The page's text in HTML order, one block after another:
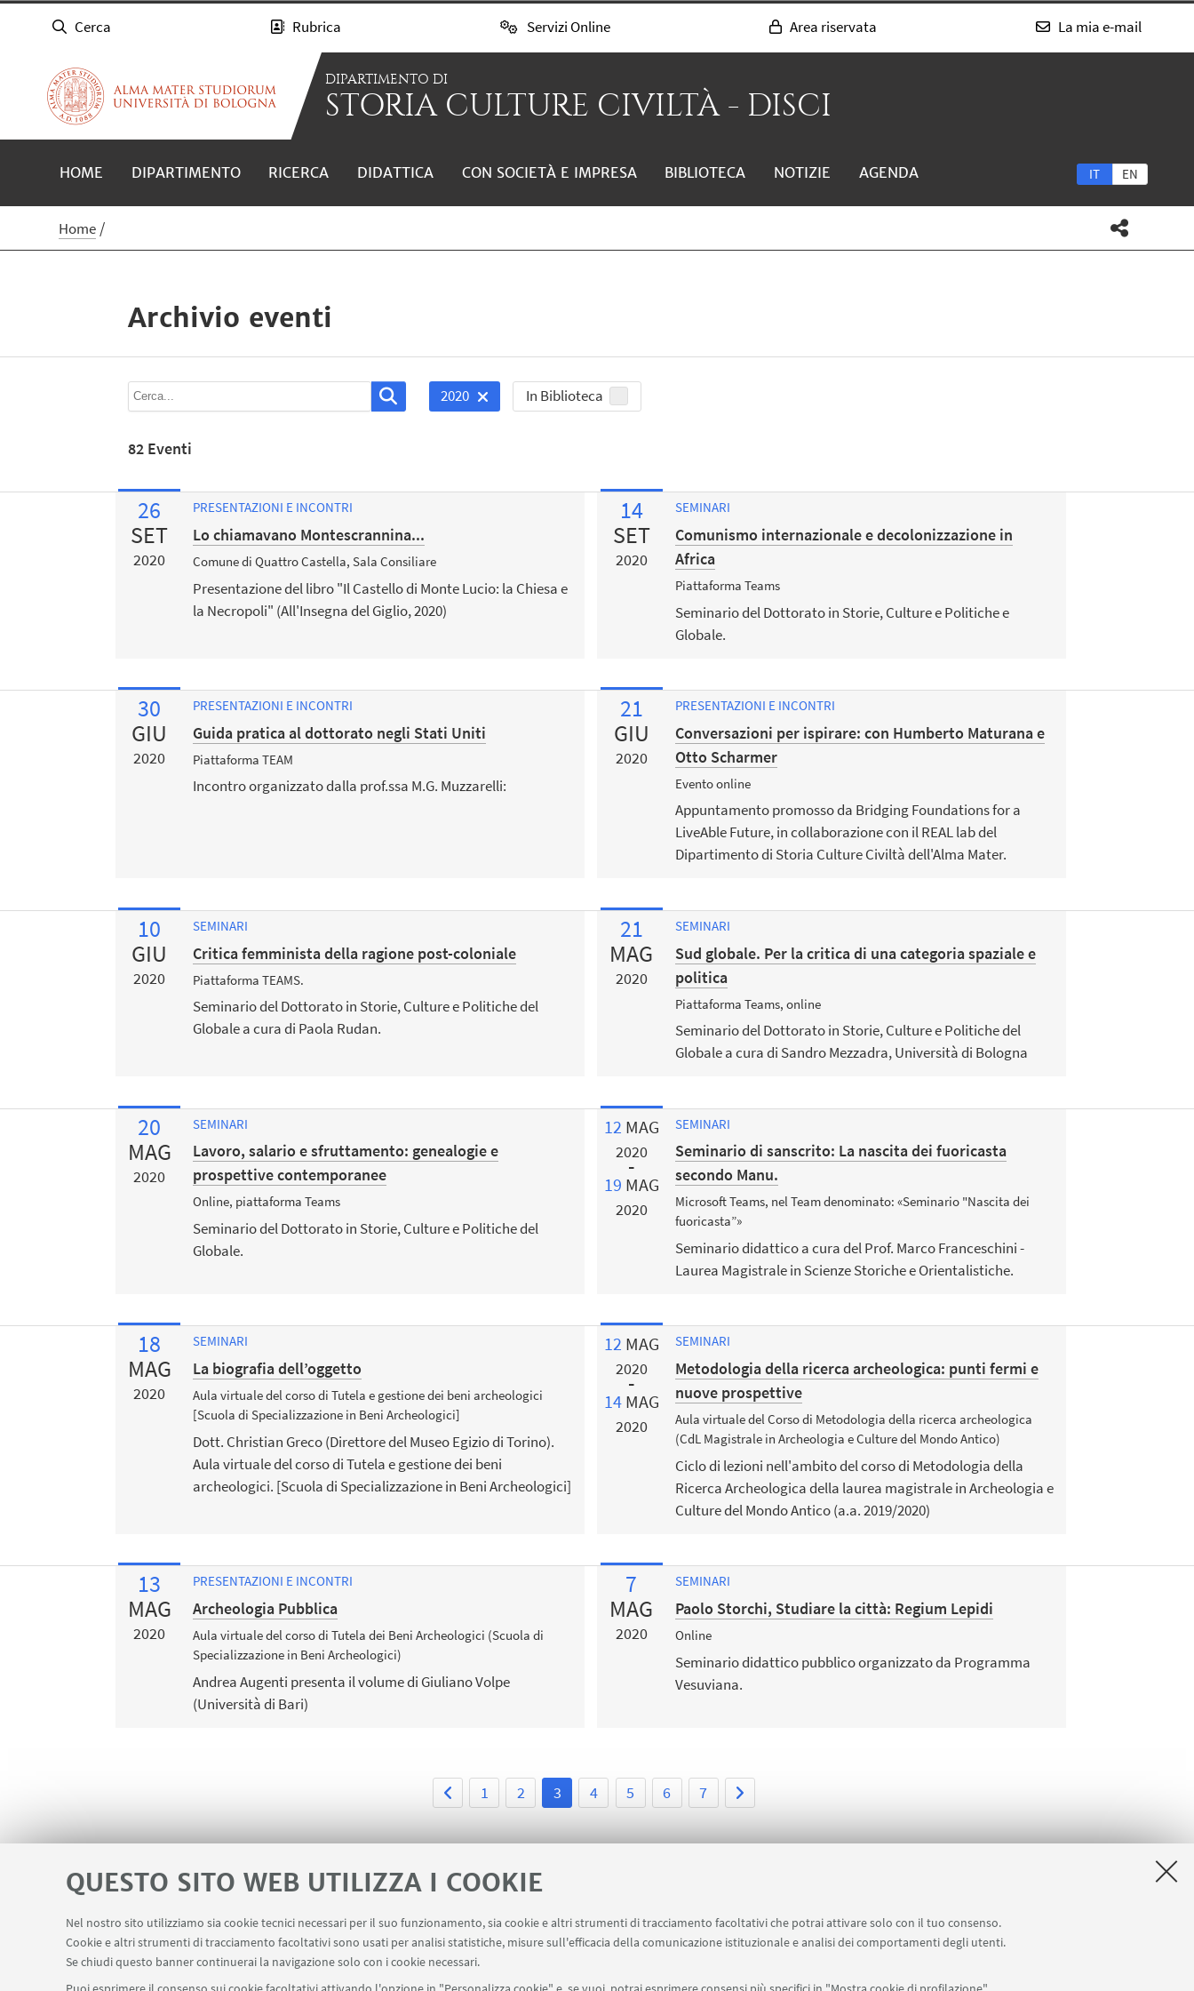
QUESTO SITO WEB UTILIZZA I COOKIE
Nel nostro sito utilizziamo sia cookie tecnici necessari per il suo funzionamento, sia cookie e altri strumenti di tracciamento facoltativi che potrai attivare solo con il tuo consenso.
Cookie e altri strumenti di tracciamento facoltativi sono usati per analisi statistiche, misure sull'efficacia della comunicazione istituzionale e analisi dei comportamenti degli utenti.
Se chiudi questo banner continuerai la navigazione solo con i cookie necessari.
Cerca Rubrica Servizi Online Area riservata La mia e-mail
DIPARTIMENTO DI
STORIA CULTURE CIVILTÀ - DISCI
IT EN
HOME DIPARTIMENTO RICERCA DIDATTICA CON SOCIETÀ E IMPRESA BIBLIOTECA NOTIZIE AGENDA
Home
Archivio eventi
2020 In Biblioteca
82 Eventi
26
SET
2020
PRESENTAZIONI E INCONTRI
Lo chiamavano Montescrannina...
Comune di Quattro Castella, Sala Consiliare
Presentazione del libro "Il Castello di Monte Lucio: la Chiesa e
la Necropoli" (All'Insegna del Giglio, 2020)
14
SET
2020
SEMINARI
Comunismo internazionale e decolonizzazione in
Africa
Piattaforma Teams
Seminario del Dottorato in Storie, Culture e Politiche e
Globale.
30
GIU
2020
PRESENTAZIONI E INCONTRI
Guida pratica al dottorato negli Stati Uniti
Piattaforma TEAM
Incontro organizzato dalla prof.ssa M.G. Muzzarelli:
21
GIU
2020
PRESENTAZIONI E INCONTRI
Conversazioni per ispirare: con Humberto Maturana e
Otto Scharmer
Evento online
Appuntamento promosso da Bridging Foundations for a
LiveAble Future, in collaborazione con il REAL lab del
Dipartimento di Storia Culture Civiltà dell'Alma Mater.
10
GIU
2020
SEMINARI
Critica femminista della ragione post-coloniale
Piattaforma TEAMS.
Seminario del Dottorato in Storie, Culture e Politiche del
Globale a cura di Paola Rudan.
21
MAG
2020
SEMINARI
Sud globale. Per la critica di una categoria spaziale e
politica
Piattaforma Teams, online
Seminario del Dottorato in Storie, Culture e Politiche del
Globale a cura di Sandro Mezzadra, Università di Bologna
20
MAG
2020
SEMINARI
Lavoro, salario e sfruttamento: genealogie e
prospettive contemporanee
Online, piattaforma Teams
Seminario del Dottorato in Storie, Culture e Politiche del
Globale.
12 MAG
2020
19 MAG
2020
SEMINARI
Seminario di sanscrito: La nascita dei fuoricasta
secondo Manu.
Microsoft Teams, nel Team denominato: «Seminario "Nascita dei
fuoricasta”»
Seminario didattico a cura del Prof. Marco Franceschini -
Laurea Magistrale in Scienze Storiche e Orientalistiche.
18
MAG
2020
SEMINARI
La biografia dell’oggetto
Aula virtuale del corso di Tutela e gestione dei beni archeologici
[Scuola di Specializzazione in Beni Archeologici]
Dott. Christian Greco (Direttore del Museo Egizio di Torino).
Aula virtuale del corso di Tutela e gestione dei beni
archeologici. [Scuola di Specializzazione in Beni Archeologici]
12 MAG
2020
14 MAG
2020
SEMINARI
Metodologia della ricerca archeologica: punti fermi e
nuove prospettive
Aula virtuale del Corso di Metodologia della ricerca archeologica
(CdL Magistrale in Archeologia e Culture del Mondo Antico)
Ciclo di lezioni nell'ambito del corso di Metodologia della
Ricerca Archeologica della laurea magistrale in Archeologia e
Culture del Mondo Antico (a.a. 2019/2020)
13
MAG
2020
PRESENTAZIONI E INCONTRI
Archeologia Pubblica
Aula virtuale del corso di Tutela dei Beni Archeologici (Scuola di
Specializzazione in Beni Archeologici)
Andrea Augenti presenta il volume di Giuliano Volpe
(Università di Bari)
7
MAG
2020
SEMINARI
Paolo Storchi, Studiare la città: Regium Lepidi
Online
Seminario didattico pubblico organizzato da Programma
Vesuviana.
1 2 3 4 5 6 7
LINK UTILI Area riservata Contatti Carta dei servizi